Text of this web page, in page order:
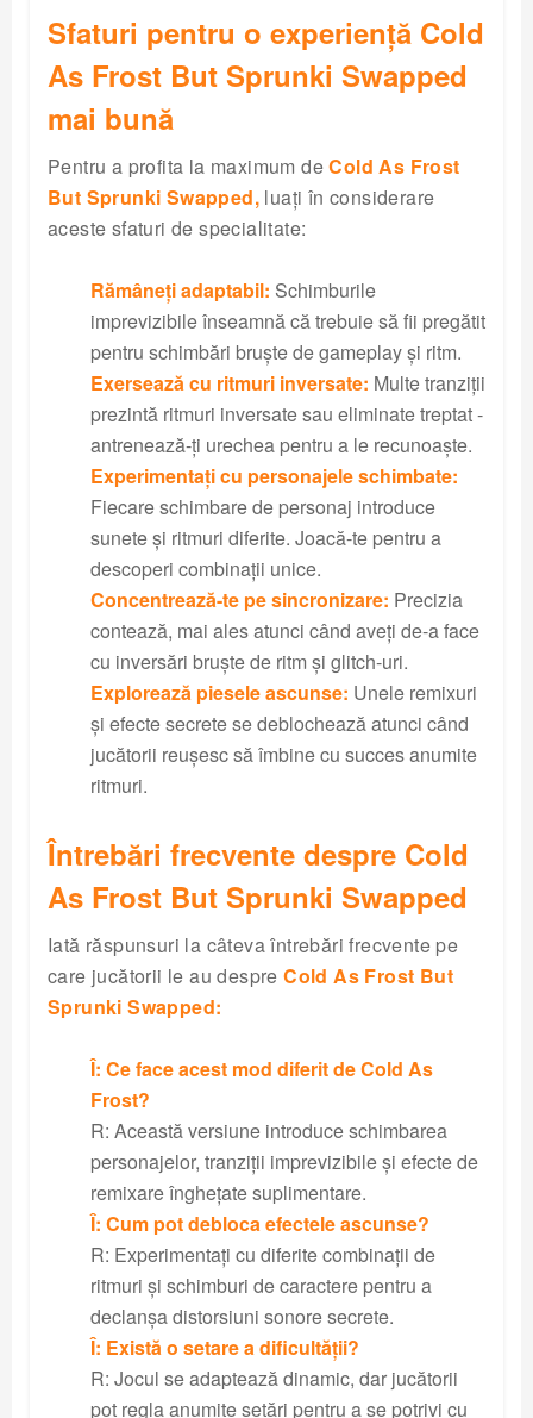
Sfaturi pentru o experiență Cold
As Frost But Sprunki Swapped
mai bună
Pentru a profita la maximum deCold As Frost
But Sprunki Swapped, luați în considerare
aceste sfaturi de specialitate:
Rămâneți adaptabil: Schimburile
imprevizibile înseamnă că trebuie să fii pregătit
pentru schimbări bruște de gameplay și ritm.
Exersează cu ritmuri inversate: Multe tranziții
prezintă ritmuri inversate sau eliminate treptat -
antrenează-ți urechea pentru a le recunoaște.
Experimentați cu personajele schimbate:
Fiecare schimbare de personaj introduce
sunete și ritmuri diferite. Joacă-te pentru a
descoperi combinații unice.
Concentrează-te pe sincronizare: Precizia
contează, mai ales atunci când aveți de-a face
cu inversări bruște de ritm și glitch-uri.
Explorează piesele ascunse: Unele remixuri
și efecte secrete se deblochează atunci când
jucătorii reușesc să îmbine cu succes anumite
ritmuri.
Întrebări frecvente despre Cold
As Frost But Sprunki Swapped
Iată răspunsuri la câteva întrebări frecvente pe
care jucătorii le au despreCold As Frost But
Sprunki Swapped:
Î: Ce face acest mod diferit de Cold As
Frost?
R: Această versiune introduce schimbarea
personajelor, tranziții imprevizibile și efecte de
remixare înghețate suplimentare.
Î: Cum pot debloca efectele ascunse?
R: Experimentați cu diferite combinații de
ritmuri și schimburi de caractere pentru a
declanșa distorsiuni sonore secrete.
Î: Există o setare a dificultății?
R: Jocul se adaptează dinamic, dar jucătorii
pot regla anumite setări pentru a se potrivi cu